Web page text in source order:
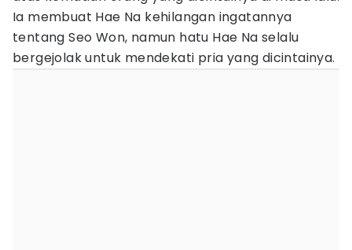
Ia membuat Hae Na kehilangan ingatannya
tentang Seo Won, namun hatu Hae Na selalu
bergejolak untuk mendekati pria yang dicintainya.